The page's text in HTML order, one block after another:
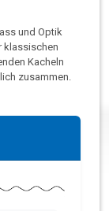
und Optik
klassischen
Kacheln
zusammen.